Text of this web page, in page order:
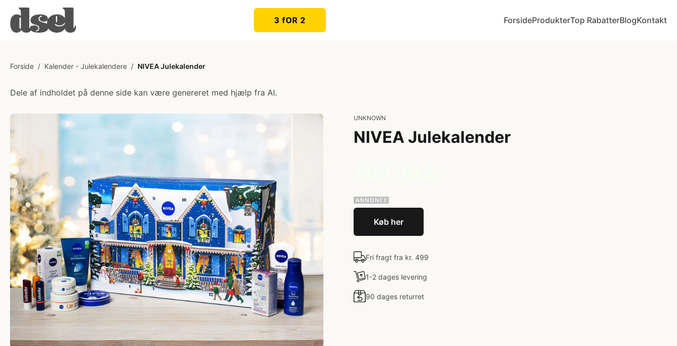
3 fOR 2 ForsideProdukterTop RabatterBlogKontakt
Forside / Kalender - Julekalendere / NIVEA Julekalender
Dele af indholdet på denne side kan være genereret med hjælp fra AI.
UNKNOWN
NIVEA Julekalender
Køb her
Fri fragt fra kr. 499
1-2 dages levering
90 dages returret